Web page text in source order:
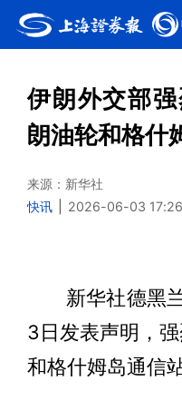
伊朗外交部
朗油轮和格什
来源：新华社
快讯
2026-06-03 17:26
新华社德黑
3日发表声明，
和格什姆岛通信